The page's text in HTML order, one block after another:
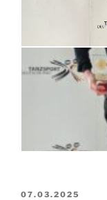
VERÖFFENTLICHT
07.03.2025